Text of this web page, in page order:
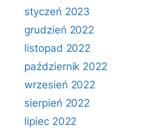
styczeń 2023
grudzień 2022
listopad 2022
październik 2022
wrzesień 2022
sierpień 2022
lipiec 2022